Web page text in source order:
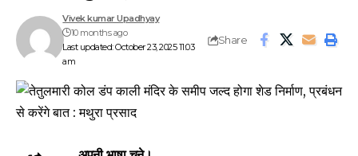
Last updated: October 23, 2025 11:03
am
Vivek kumar Upadhyay
10 months ago
Share